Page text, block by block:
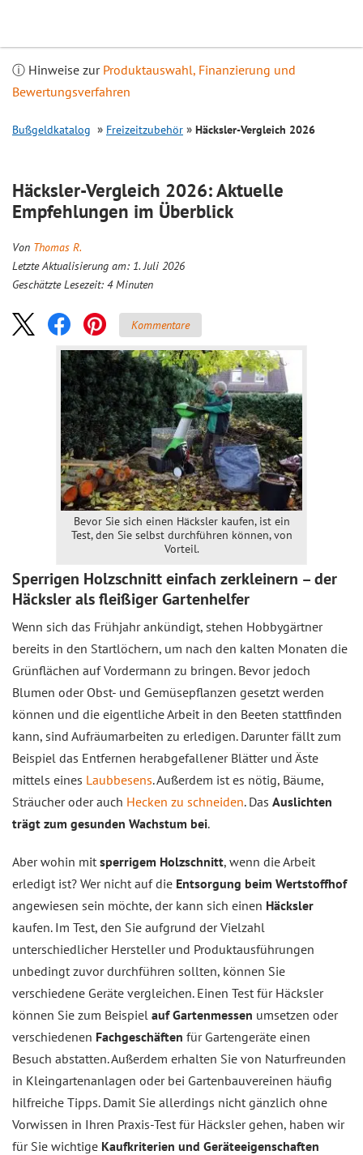
ⓘ Hinweise zur Produktauswahl, Finanzierung und
Bewertungsverfahren
Bußgeldkatalog Freizeitzubehör Häcksler-Vergleich 2026
Häcksler-Vergleich 2026: Aktuelle
Empfehlungen im Überblick
Von Thomas R.
Letzte Aktualisierung am: 1. Juli 2026
Geschätzte Lesezeit: 4 Minuten
Kommentare
Bevor Sie sich einen Häcksler kaufen, ist ein
Test, den Sie selbst durchführen können, von
Vorteil.
Sperrigen Holzschnitt einfach zerkleinern – der
Häcksler als fleißiger Gartenhelfer
Wenn sich das Frühjahr ankündigt, stehen Hobbygärtner
bereits in den Startlöchern, um nach den kalten Monaten die
Grünflächen auf Vordermann zu bringen. Bevor jedoch
Blumen oder Obst- und Gemüsepflanzen gesetzt werden
können und die eigentliche Arbeit in den Beeten stattfinden
kann, sind Aufräumarbeiten zu erledigen. Darunter fällt zum
Beispiel das Entfernen herabgefallener Blätter und Äste
mittels eines Laubbesens. Außerdem ist es nötig, Bäume,
Sträucher oder auch Hecken zu schneiden. Das Auslichten
trägt zum gesunden Wachstum bei.
Aber wohin mit sperrigem Holzschnitt, wenn die Arbeit
erledigt ist? Wer nicht auf die Entsorgung beim Wertstoffhof
angewiesen sein möchte, der kann sich einen Häcksler
kaufen. Im Test, den Sie aufgrund der Vielzahl
unterschiedlicher Hersteller und Produktausführungen
unbedingt zuvor durchführen sollten, können Sie
verschiedene Geräte vergleichen. Einen Test für Häcksler
können Sie zum Beispiel auf Gartenmessen umsetzen oder
verschiedenen Fachgeschäften für Gartengeräte einen
Besuch abstatten. Außerdem erhalten Sie von Naturfreunden
in Kleingartenanlagen oder bei Gartenbauvereinen häufig
hilfreiche Tipps. Damit Sie allerdings nicht gänzlich ohne
Vorwissen in Ihren Praxis-Test für Häcksler gehen, haben wir
für Sie wichtige Kaufkriterien und Geräteeigenschaften